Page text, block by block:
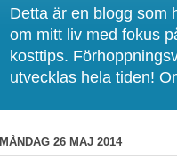
Detta är en blogg som
om mitt liv med fokus
kosttips.
utvecklas hela tiden!
MÅNDAG 26 MAJ 2014